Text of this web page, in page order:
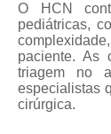
O HCN
pediátricas,
paciente. As
triagem no
especialistas
cirúrgica.